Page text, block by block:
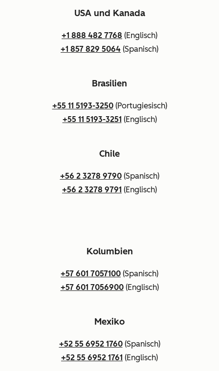
USA und Kanada
+1 888 482 7768 (Englisch)
+1 857 829 5064 (Spanisch)
Brasilien
+55 11 5193-3250(Portugiesisch)
+55 11 5193-3251 (Englisch)
Chile
+56 2 3278 9790(Spanisch)
+56 2 3278 9791 (Englisch)
Kolumbien
+57 601 7057100 (Spanisch)
+57 601 7056900(Englisch)
Mexiko
+52 55 6952 1760(Spanisch)
+52 55 6952 1761 (Englisch)